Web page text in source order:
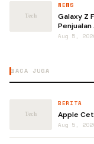
NEWS
Galaxy Z
Penjualan
Aug 5,
BACA JUGA
BERITA
Apple
Aug 5,